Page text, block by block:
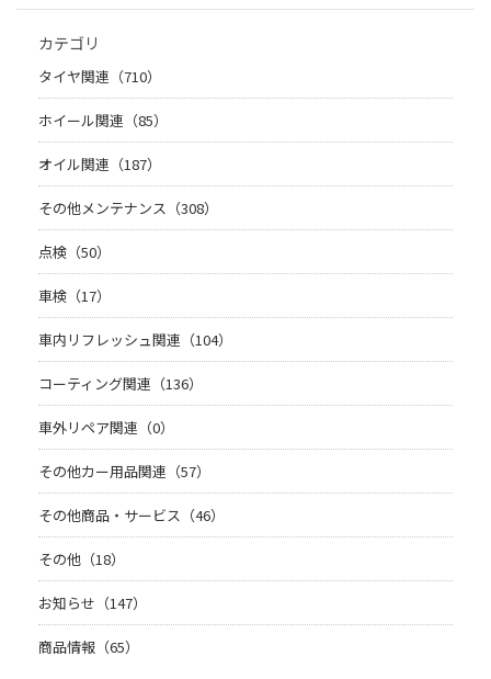
カテゴリ
タイヤ関連（710）
ホイール関連（85）
オイル関連（187）
その他メンテナンス（308）
点検（50）
車検（17）
車内リフレッシュ関連（104）
コーティング関連（136）
車外リペア関連（0）
その他カー用品関連（57）
その他商品・サービス（46）
その他（18）
お知らせ（147）
商品情報（65）